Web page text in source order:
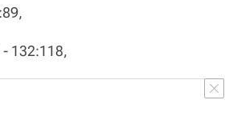
132:118,